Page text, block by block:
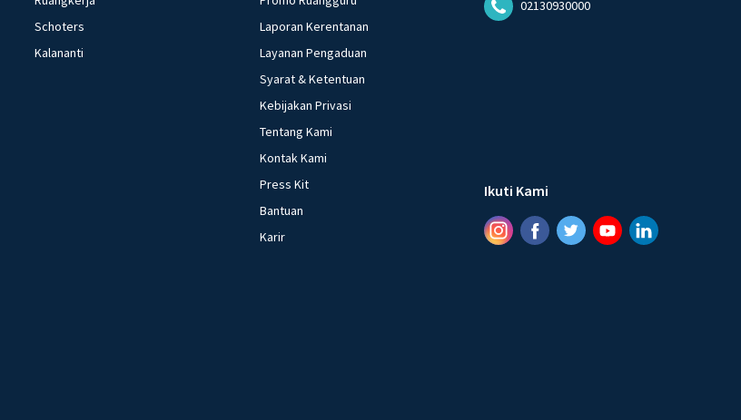
Schoters
Kalananti
Laporan Kerentanan
Layanan Pengaduan
Syarat & Ketentuan
Kebijakan Privasi
Tentang Kami
Kontak Kami
Press Kit
Bantuan
Karir
02130930000
Ikuti Kami